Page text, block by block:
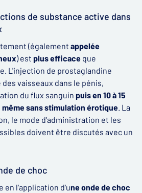
de substance active dans
(également appelée
) est plus efficace que
L'injection de prostaglandine
vaisseaux dans le pénis,
du flux sanguin puis en 10 à 15
même sans stimulation érotique. La
le mode d'administration et les
doivent être discutés avec un
de choc
en l'application d'une onde de choc